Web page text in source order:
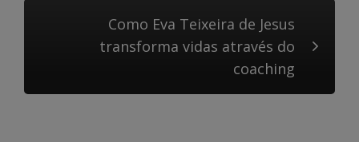
Como Eva Teixeira de Jesus
transforma vidas através do
coaching